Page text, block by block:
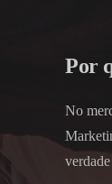
Por
No